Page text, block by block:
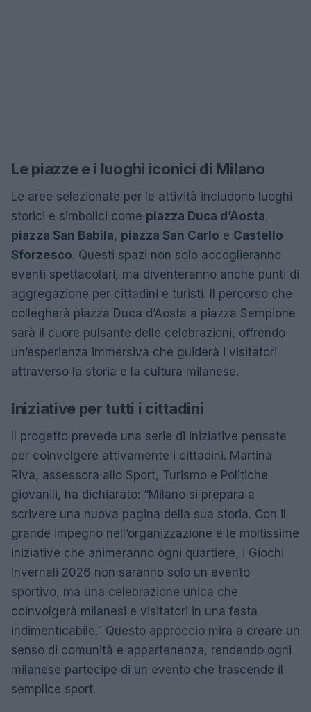
Le piazze e i luoghi iconici di Milano
Le aree selezionate per le attività includono luoghi
storici e simbolici come piazza Duca d’Aosta,
piazza San Babila, piazza San Carlo e Castello
Sforzesco. Questi spazi non solo accoglieranno
eventi spettacolari, ma diventeranno anche punti di
aggregazione per cittadini e turisti. Il percorso che
collegherà piazza Duca d’Aosta a piazza Sempione
sarà il cuore pulsante delle celebrazioni, offrendo
un’esperienza immersiva che guiderà i visitatori
attraverso la storia e la cultura milanese.
Iniziative per tutti i cittadini
Il progetto prevede una serie di iniziative pensate
per coinvolgere attivamente i cittadini. Martina
Riva, assessora allo Sport, Turismo e Politiche
giovanili, ha dichiarato: “Milano si prepara a
scrivere una nuova pagina della sua storia. Con il
grande impegno nell’organizzazione e le moltissime
iniziative che animeranno ogni quartiere, i Giochi
Invernali 2026 non saranno solo un evento
sportivo, ma una celebrazione unica che
coinvolgerà milanesi e visitatori in una festa
indimenticabile.” Questo approccio mira a creare un
senso di comunità e appartenenza, rendendo ogni
milanese partecipe di un evento che trascende il
semplice sport.